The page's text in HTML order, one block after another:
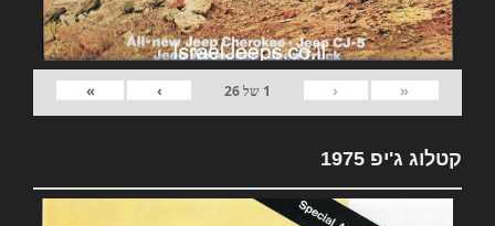
«
‹
1 של26
›
»
קטלוג ג'יפ 1975